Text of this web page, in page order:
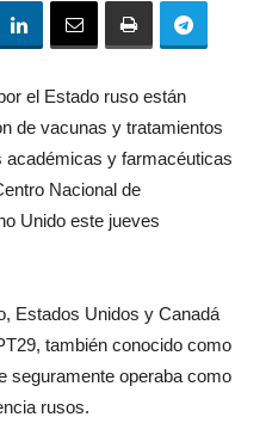
el Estado ruso están
de vacunas y tratamientos
académicas y farmacéuticas
Nacional de
Unido este jueves
Estados Unidos y Canadá
también conocido como
seguramente operaba como
rusos.